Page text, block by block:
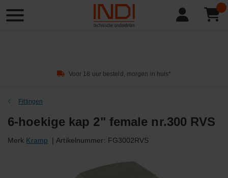
Product
zoeken
Voor 18 uur besteld, morgen in huis*
Fittingen
6-hoekige kap 2" female nr.300 RVS
Merk Kramp | Artikelnummer: FG3002RVS